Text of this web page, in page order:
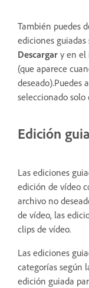
También puedes
ediciones
Descargar y en el
(que aparece
deseado).Puedes
seleccionado solo
Edición
Las ediciones
edición de vídeo
archivo no
de vídeo, las
clips de vídeo.
Las ediciones
categorías según
edición guiada